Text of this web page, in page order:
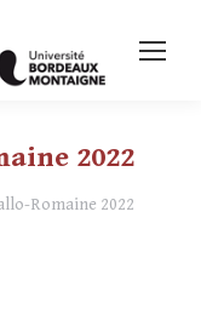
2022
Romaine 2022